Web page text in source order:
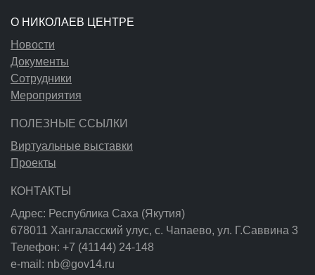
О НИКОЛАЕВ ЦЕНТРЕ
Новости
Документы
Сотрудники
Мероприятия
ПОЛЕЗНЫЕ ССЫЛКИ
Виртуальные выставки
Проекты
КОНТАКТЫ
Адрес: Республика Саха (Якутия)
678011 Хангаласский улус, с. Чапаево, ул. Г.Саввина 3
Телефон: +7 (41144) 24-148
e-mail: nb@gov14.ru